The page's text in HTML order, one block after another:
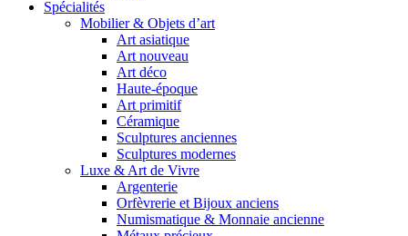
Spécialités
Mobilier & Objets d’art
Art asiatique
Art nouveau
Art déco
Haute-époque
Art primitif
Céramique
Sculptures anciennes
Sculptures modernes
Luxe & Art de Vivre
Argenterie
Orfèvrerie et Bijoux anciens
Numismatique & Monnaie ancienne